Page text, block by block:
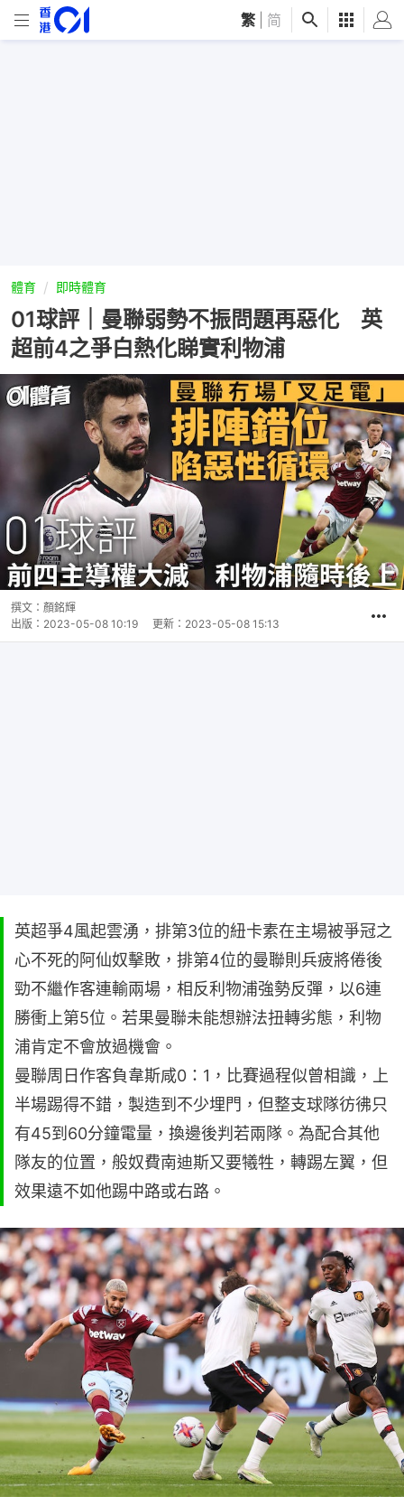
繁 简
體育 即時體育
01球評｜曼聯弱勢不振問題再惡化 英
超前4之爭白熱化睇實利物浦
撰文： 顏銘輝
出版： 2023-05-08 10:19 更新： 2023-05-08 15:13
英超爭4風起雲湧，排第3位的紐卡素在主場被爭冠之
心不死的阿仙奴擊敗，排第4位的曼聯則兵疲將倦後
勁不繼作客連輸兩場，相反利物浦強勢反彈，以6連
勝衝上第5位。若果曼聯未能想辦法扭轉劣態，利物
浦肯定不會放過機會。
曼聯周日作客負韋斯咸0：1，比賽過程似曾相識，上
半場踢得不錯，製造到不少埋門，但整支球隊彷彿只
有45到60分鐘電量，換邊後判若兩隊。為配合其他
隊友的位置，般奴費南迪斯又要犧牲，轉踢左翼，但
效果遠不如他踢中路或右路。